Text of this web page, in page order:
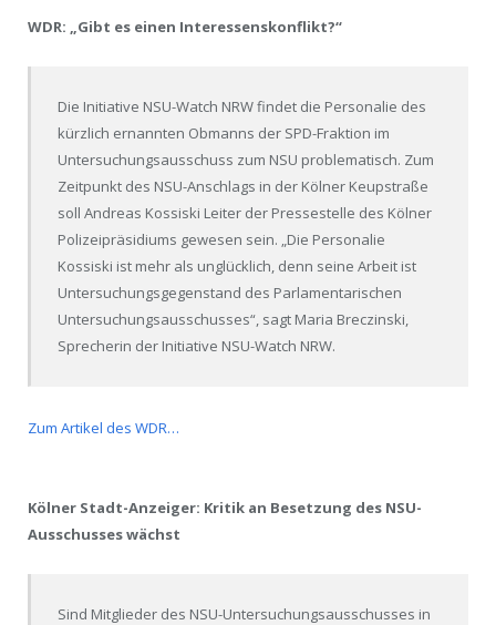
WDR: „Gibt es einen Interessenskonflikt?“
Die Initiative NSU-Watch NRW findet die Personalie des
kürzlich ernannten Obmanns der SPD-Fraktion im
Untersuchungsausschuss zum NSU problematisch. Zum
Zeitpunkt des NSU-Anschlags in der Kölner Keupstraße
soll Andreas Kossiski Leiter der Pressestelle des Kölner
Polizeipräsidiums gewesen sein. „Die Personalie
Kossiski ist mehr als unglücklich, denn seine Arbeit ist
Untersuchungsgegenstand des Parlamentarischen
Untersuchungsausschusses“, sagt Maria Breczinski,
Sprecherin der Initiative NSU-Watch NRW.
Zum Artikel des WDR…
Kölner Stadt-Anzeiger: Kritik an Besetzung des NSU-
Ausschusses wächst
Sind Mitglieder des NSU-Untersuchungsausschusses in